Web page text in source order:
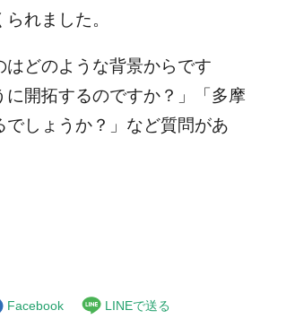
れました。
どのような背景からです
開拓するのですか？」「多摩
しょうか？」など質問があ
Facebook LINEで送る